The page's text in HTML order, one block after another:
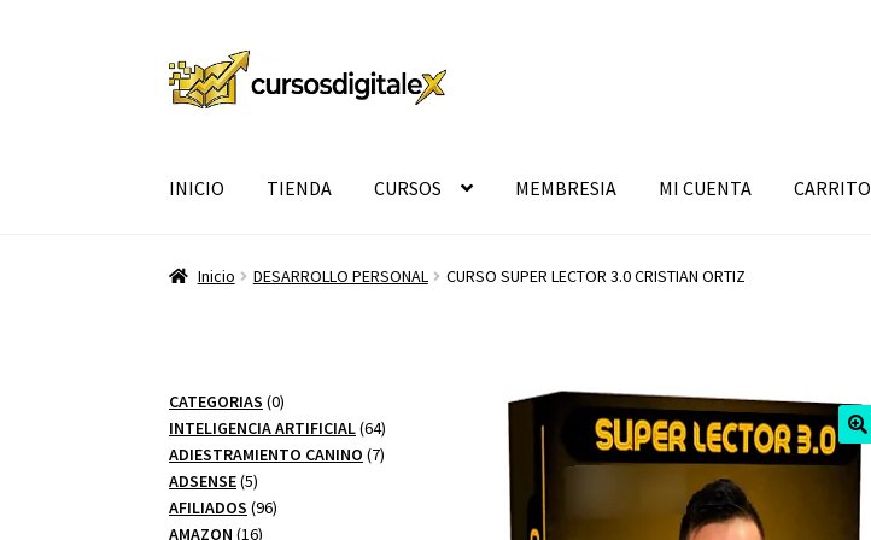
Ir
a
Ir
al
INICIO TIENDA CURSOS MEMBRESIA MI CUENTA CARRITO
Inicio DESARROLLO PERSONAL CURSO SUPER LECTOR 3.0 CRISTIAN ORTIZ
CATEGORIAS 00
productos
INTELIGENCIA ARTIFICIAL 6464
productos
ADIESTRAMIENTO CANINO 77
ADSENSE 55
productos
AFILIADOS 9696
AMAZON 1616